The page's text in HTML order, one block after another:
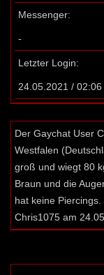
Messenger:
-
Letzter Login:
24.05.2021 / 02:06
Der Gaychat User
Westfalen
groß und wiegt 80
Braun und die
hat keine
Chris1075 am